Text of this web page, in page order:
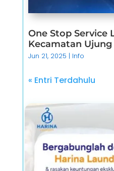
One Stop Service
Kecamatan
Jun 21, 2025 | Info
« Entri Terdahulu